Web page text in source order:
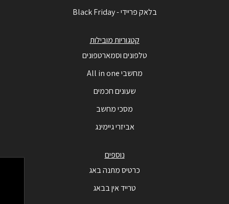
בלאק פריידי - Black Friday
קטגוריות מובילות
טלפונים וסמארטפונים
מחשבי All in one
שעונים חכמים
מסכי מחשב
אביזרי גיימינג
נוספים
כרטיס מתנה באג
טרייד אין בבאג